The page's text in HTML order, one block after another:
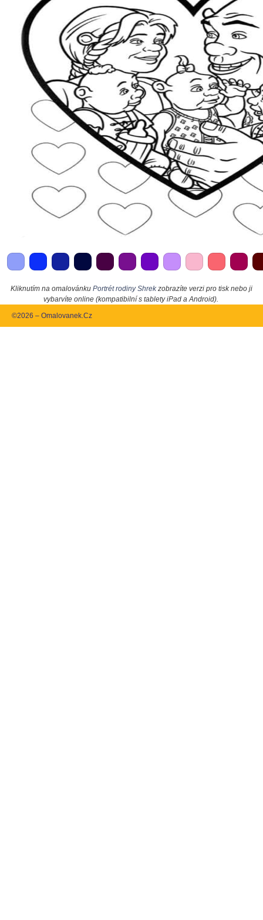
Kliknutím na omalovánku Portrét rodiny Shrekzobrazíte verzi pro tisk nebo ji
vybarvíte online (kompatibilní s tablety iPad a Android).
©2026 – Omalovanek.Cz